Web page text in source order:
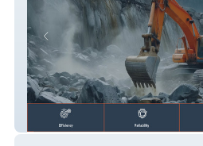
Patell Brothers